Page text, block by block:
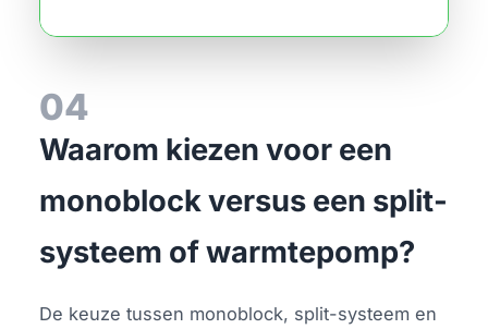
04
Waarom kiezen voor een
monoblock versus een split-
systeem of warmtepomp?
De keuze tussen monoblock, split-systeem en